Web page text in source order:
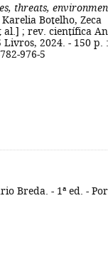
threats,
Botelho, Zeca
al.] ; rev. científica
2024. - 150 p. :
976-5
Breda. - 1ª ed. -